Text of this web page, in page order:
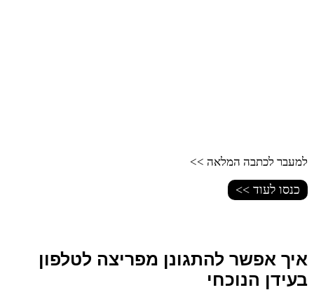
למעבר לכתבה המלאה >>
כנסו לעוד >>
איך אפשר להתגונן מפריצה לטלפון
בעידן הנוכחי